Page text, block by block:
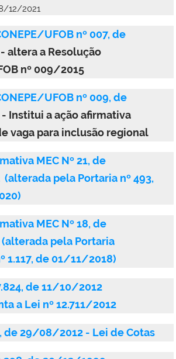
12/2021
UFOB nº 007, de
- altera a Resolução
nº 009/2015
UFOB nº 009, de
- Institui a ação afirmativa
vaga para inclusão regional
MEC Nº 21, de
pela Portaria nº 493,
MEC Nº 18, de
pela Portaria
1.117, de 01/11/2018)
de 11/10/2012
a Lei nº 12.711/2012
de 29/08/2012 - Lei de Cotas